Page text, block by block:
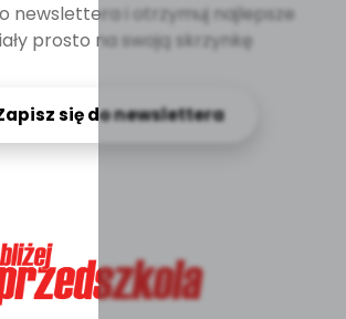
newslettera i otrzymuj najlepsze
prosto na swoją skrzynkę
się do newslettera